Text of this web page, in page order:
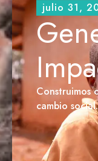
julio 31,
Construimos
cambio social.